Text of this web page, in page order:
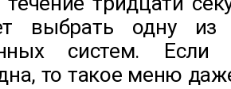
выбрать одну
систем. Если
то такое меню